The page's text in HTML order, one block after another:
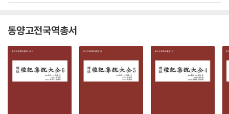
동양고전국역총서